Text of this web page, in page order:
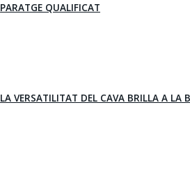
PARATGE QUALIFICAT
LA VERSATILITAT DEL CAVA BRILLA A LA